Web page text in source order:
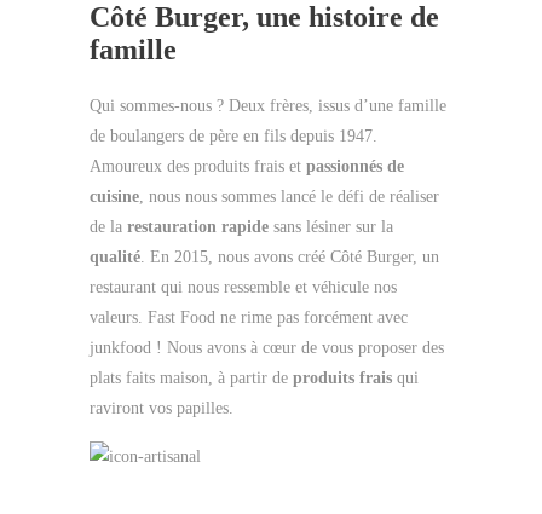
Côté Burger, une histoire de
famille
Qui sommes-nous ? Deux frères, issus d’une famille
de boulangers de père en fils depuis 1947.
Amoureux des produits frais et passionnés de
cuisine, nous nous sommes lancé le défi de réaliser
de la restauration rapide sans lésiner sur la
qualité. En 2015, nous avons créé Côté Burger, un
restaurant qui nous ressemble et véhicule nos
valeurs. Fast Food ne rime pas forcément avec
junkfood ! Nous avons à cœur de vous proposer des
plats faits maison, à partir de produits frais qui
raviront vos papilles.